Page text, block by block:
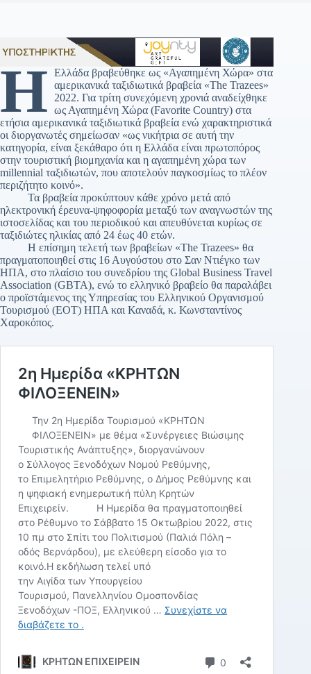
Η Ελλάδα βραβεύθηκε ως «Αγαπημένη Χώρα» στα
αμερικανικά ταξιδιωτικά βραβεία «The Trazees»
2022. Για τρίτη συνεχόμενη χρονιά αναδείχθηκε
ως Αγαπημένη Χώρα (Favorite Country) στα
ετήσια αμερικανικά ταξιδιωτικά βραβεία ενώ χαρακτηριστικά
οι διοργανωτές σημείωσαν «ως νικήτρια σε αυτή την
κατηγορία, είναι ξεκάθαρο ότι η Ελλάδα είναι πρωτοπόρος
στην τουριστική βιομηχανία και η αγαπημένη χώρα των
millennial ταξιδιωτών, που αποτελούν παγκοσμίως το πλέον
περιζήτητο κοινό».
Τα βραβεία προκύπτουν κάθε χρόνο μετά από
ηλεκτρονική έρευνα-ψηφοφορία μεταξύ των αναγνωστών της
ιστοσελίδας και του περιοδικού και απευθύνεται κυρίως σε
ταξιδιώτες ηλικίας από 24 έως 40 ετών.
Η επίσημη τελετή των βραβείων «The Trazees» θα
πραγματοποιηθεί στις 16 Αυγούστου στο Σαν Ντιέγκο των
ΗΠΑ, στο πλαίσιο του συνεδρίου της Global Business Travel
Association (GBTA), ενώ το ελληνικό βραβείο θα παραλάβει
ο προϊστάμενος της Υπηρεσίας του Ελληνικού Οργανισμού
Τουρισμού (ΕΟΤ) ΗΠΑ και Καναδά, κ. Κωνσταντίνος
Χαροκόπος.